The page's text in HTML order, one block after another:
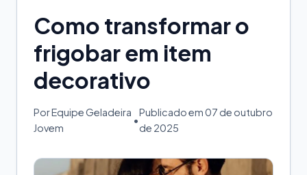
Como transformar o
frigobar em item
decorativo
Por Equipe Geladeira
Jovem
•
Publicado em 07 de outubro
de 2025